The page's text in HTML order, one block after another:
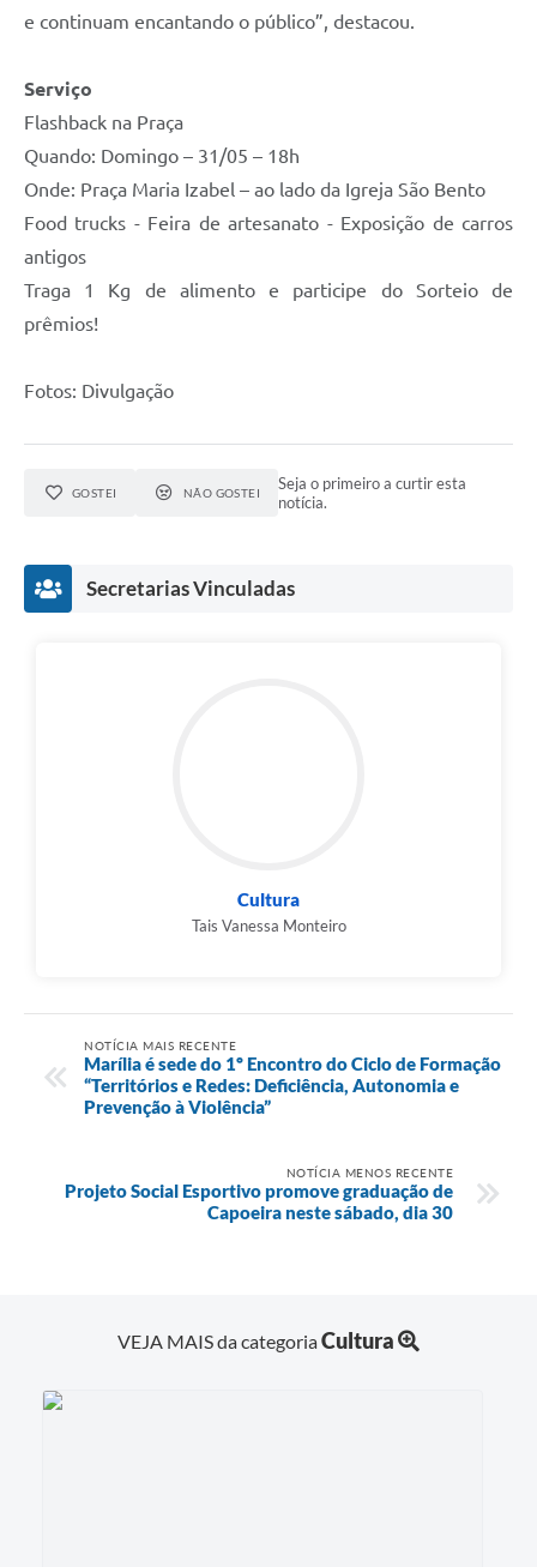
e continuam encantando o público”, destacou.
Serviço
Flashback na Praça
Quando: Domingo – 31/05 – 18h
Onde: Praça Maria Izabel – ao lado da Igreja São Bento
Food trucks - Feira de artesanato - Exposição de carros
antigos
Traga 1 Kg de alimento e participe do Sorteio de
prêmios!
Fotos: Divulgação
GOSTEI NÃO GOSTEI
Seja o primeiro a curtir esta
notícia.
Secretarias Vinculadas
Cultura
Tais Vanessa Monteiro
NOTÍCIA MAIS RECENTE
Marília é sede do 1º Encontro do Ciclo de Formação
“Territórios e Redes: Deficiência, Autonomia e
Prevenção à Violência”
NOTÍCIA MENOS RECENTE
Projeto Social Esportivo promove graduação de
Capoeira neste sábado, dia 30
VEJA MAIS da categoriaCultura